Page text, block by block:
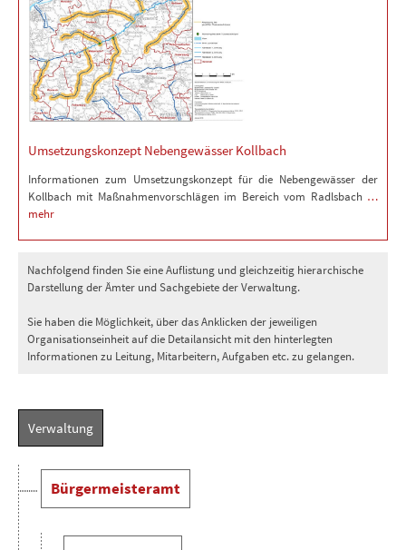
Umsetzungskonzept Nebengewässer Kollbach
Informationen zum Umsetzungskonzept für die Nebengewässer der
Kollbach mit Maßnahmenvorschlägen im Bereich vom Radlsbach …
mehr
Nachfolgend finden Sie eine Auflistung und gleichzeitig hierarchische
Darstellung der Ämter und Sachgebiete der Verwaltung.
Sie haben die Möglichkeit, über das Anklicken der jeweiligen
Organisationseinheit auf die Detailansicht mit den hinterlegten
Informationen zu Leitung, Mitarbeitern, Aufgaben etc. zu gelangen.
Verwaltung
Bürgermeisteramt